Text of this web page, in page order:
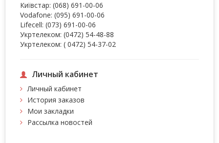
Київстар: (068) 691-00-06
Vodafone: (095) 691-00-06
Lifecell: (073) 691-00-06
Укртелеком: (0472) 54-48-88
Укртелеком: ( 0472) 54-37-02
Личный кабинет
Личный кабинет
История заказов
Мои закладки
Рассылка новостей